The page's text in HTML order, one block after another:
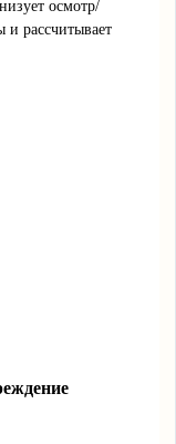
осмотр/
рассчитывает